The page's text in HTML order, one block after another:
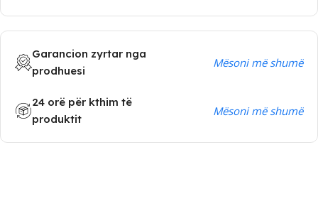
Garancion zyrtar nga
prodhuesi
Mësoni më shumë
24 orë për kthim të
produktit
Mësoni më shumë